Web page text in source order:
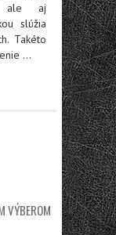
ale aj
slúžia
Takéto
…
VÝBEROM